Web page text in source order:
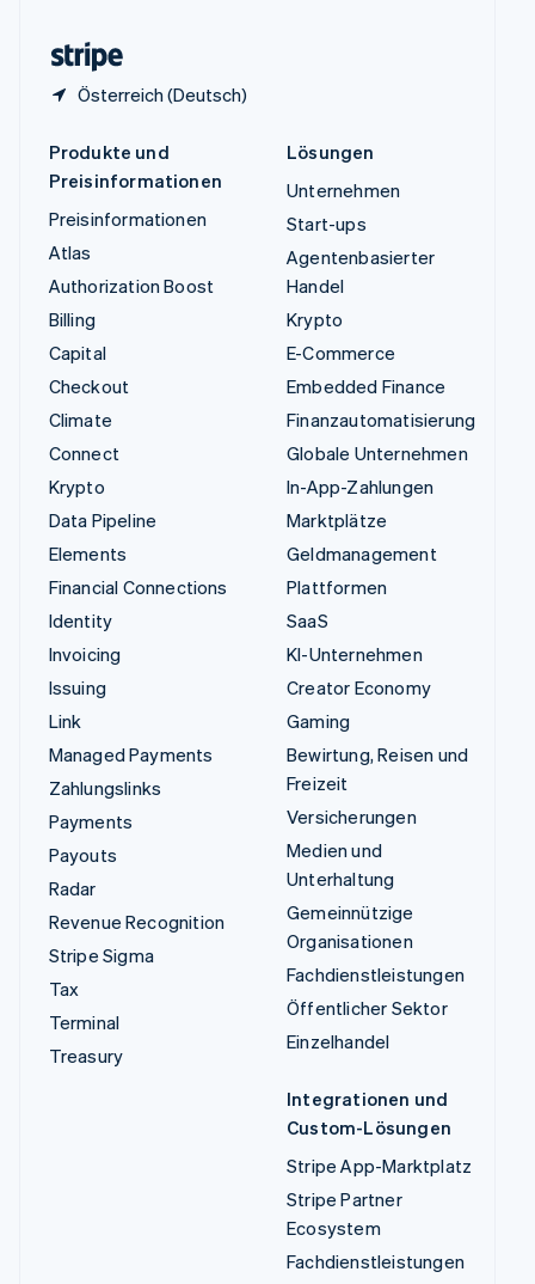
Österreich (Deutsch)
Produkte und
Preisinformationen
Preisinformationen
Atlas
Authorization Boost
Billing
Capital
Checkout
Climate
Connect
Krypto
Data Pipeline
Elements
Financial Connections
Identity
Invoicing
Issuing
Link
Managed Payments
Zahlungslinks
Payments
Payouts
Radar
Revenue Recognition
Stripe Sigma
Tax
Terminal
Treasury
Lösungen
Unternehmen
Start-ups
Agentenbasierter
Handel
Krypto
E-Commerce
Embedded Finance
Finanzautomatisierung
Globale Unternehmen
In-App-Zahlungen
Marktplätze
Geldmanagement
Plattformen
SaaS
KI-Unternehmen
Creator Economy
Gaming
Bewirtung, Reisen und
Freizeit
Versicherungen
Medien und
Unterhaltung
Gemeinnützige
Organisationen
Fachdienstleistungen
Öffentlicher Sektor
Einzelhandel
Integrationen und
Custom-Lösungen
Stripe App-Marktplatz
Stripe Partner
Ecosystem
Fachdienstleistungen